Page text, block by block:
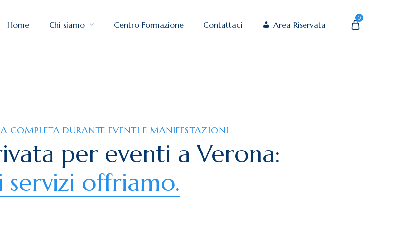
Home Chi siamo Centro Formazione Contattaci Area Riservata
0
COMPLETA DURANTE EVENTI E MANIFESTAZIONI
per eventi a Verona:
servizi offriamo.